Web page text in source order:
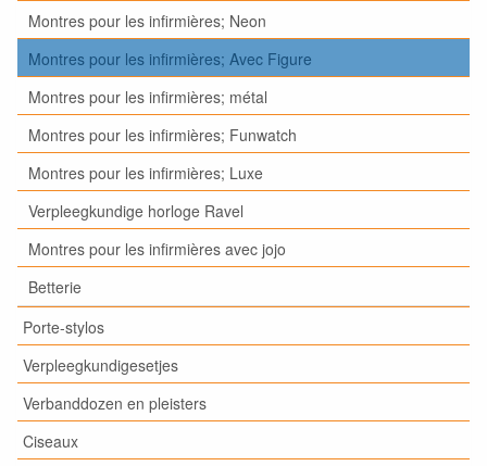
Montres pour les infirmières; Neon
Montres pour les infirmières; Avec Figure
Montres pour les infirmières; métal
Montres pour les infirmières; Funwatch
Montres pour les infirmières; Luxe
Verpleegkundige horloge Ravel
Montres pour les infirmières avec jojo
Betterie
Porte-stylos
Verpleegkundigesetjes
Verbanddozen en pleisters
Ciseaux